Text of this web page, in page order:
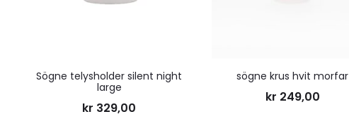
Sögne telysholder silent night
large
kr 329,00
sögne krus hvit morfar
kr 249,00